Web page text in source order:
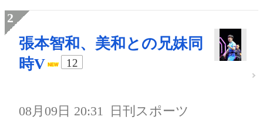
張本智和、美和との兄妹同
時V
12
08月09日 20:31 日刊スポーツ